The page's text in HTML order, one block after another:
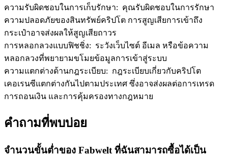
Deposit CASHCAT & Win
Share 500000 CASHCAT prize pool
Exclusive for BitMart Users
Register & Trade to Win 500,000 USDT
ความรับผิดชอบในการเก็บรักษา: คุณรับผิดชอบในการรักษา
ความปลอดภัยของสินทรัพย์คริปโต การสูญเสียการเข้าถึง
กระเป๋าอาจส่งผลให้สูญเสียถาวร
การหลอกลวงแบบฟิชชิ่ง: ระวังเว็บไซต์ อีเมล หรือข้อความ
หลอกลวงที่พยายามขโมยข้อมูลการเข้าสู่ระบบ
ความแตกต่างด้านกฎระเบียบ: กฎระเบียบเกี่ยวกับคริปโต
เคอเรนซีแตกต่างกันไปตามประเทศ ซึ่งอาจส่งผลต่อการเทรด
การถอนเงิน และการคุ้มครองทางกฎหมาย
คำถามที่พบบ่อย
จำนวนขั้นต่ำของ Fabwelt ที่ฉันสามารถซื้อได้เป็น